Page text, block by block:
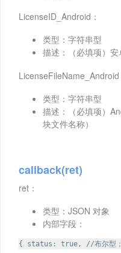
LicenseID_Android：
类型：字符串型
描述：（必填项）
LicenseFileName_Android
类型：字符串型
描述：（必填项）
块文件名称）
callback(ret)
ret：
类型：JSON 对象
内部字段：
{ status: true, //布尔型